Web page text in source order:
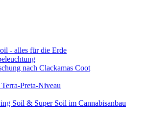
- alles für die Erde
nach Clackamas Coot
Preta-Niveau
Soil & Super Soil im Cannabisanbau